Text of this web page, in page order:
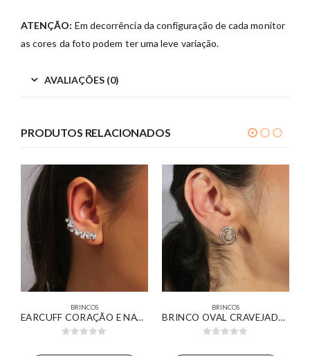
ATENÇÃO: Em decorrência da configuração de cada monitor
as cores da foto podem ter uma leve variação.
AVALIAÇÕES (0)
PRODUTOS RELACIONADOS
BRINCOS
EARCUFF CORAÇÃO E NAVETE CRISTAL BANHADO EM OURO BRANCO
BRINCOS
BRINCO OVAL CRAVEJADO BANHADO EM OURO 18K